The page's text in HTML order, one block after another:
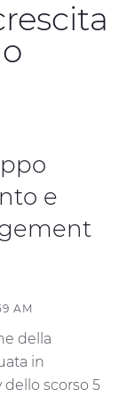
e
AM
della
in
dello scorso 5